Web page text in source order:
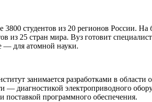
студентов из 20 регионов России.
из 25 стран мира. Вуз готовит
— для атомной науки.
занимается разработками в
— диагностикой электроприводного
поставкой программного обеспечения.